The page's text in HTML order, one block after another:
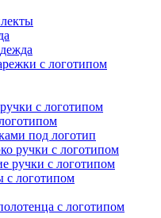
с логотипом
с логотипом
под логотип
ручки с логотипом
ручки с логотипом
с логотипом
с логотипом